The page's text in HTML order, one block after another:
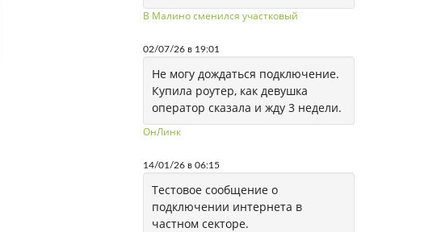
В Малино сменился участковый
02/07/26 в 19:01
Не могу дождаться подключение.
Купила роутер, как девушка
оператор сказала и жду 3 недели.
ОнЛинк
14/01/26 в 06:15
Тестовое сообщение о
подключении интернета в
частном секторе.